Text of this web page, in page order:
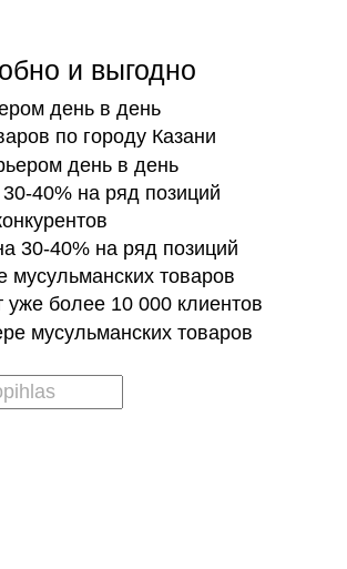
и выгодно
день в день
по городу Казани
40% на ряд позиций
мусульманских товаров
более 10 000 клиентов